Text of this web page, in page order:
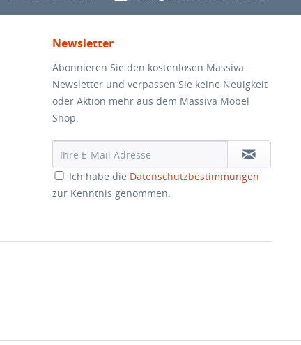
Newsletter
Abonnieren Sie den kostenlosen Massiva
Newsletter und verpassen Sie keine Neuigkeit
oder Aktion mehr aus dem Massiva Möbel
Shop.
Ich habe die Datenschutzbestimmungen
zur Kenntnis genommen.